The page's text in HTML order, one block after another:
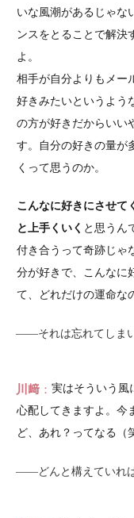
いな風潮があるじゃな
ンスをとることで解決
よ。
相手が自分よりもメー
好きみたいというよう
の方が好きだからいい
す。自分の好きの量が
くって思うのか。
こんなに好きにさせて
と上手くいく と思うん
付き合うって奇跡じゃ
分が好きで、こんなに
て、どれだけの運命な
――それは忘れてしまい
川﨑
実はそういう風
心配してきますよ。今
ど、あれ？ってなる（
――どんと構えていれば